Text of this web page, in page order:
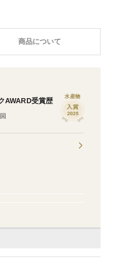
商品について
AWARD受賞歴
水産物